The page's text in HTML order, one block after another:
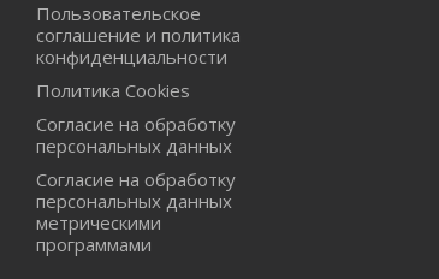
Пользовательское
соглашение и политика
конфиденциальности
Политика Cookies
Согласие на обработку
персональных данных
Согласие на обработку
персональных данных
метрическими
программами